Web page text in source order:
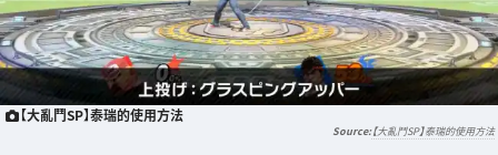
【大亂鬥SP】泰瑞的使用方法
【大亂鬥SP】泰瑞的使用方法